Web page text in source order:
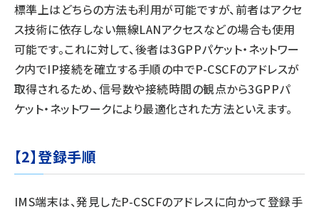
標準上はどちらの方法も利用が可能ですが、前者はアクセ
ス技術に依存しない無線LANアクセスなどの場合も使用
可能です。これに対して、後者は3GPPパケット・ネットワー
ク内でIP接続を確立する手順の中でP-CSCFのアドレスが
取得されるため、信号数や接続時間の観点から3GPPパ
ケット・ネットワークにより最適化された方法といえます。
【2】登録手順
IMS端末は、発見したP-CSCFのアドレスに向かって登録手